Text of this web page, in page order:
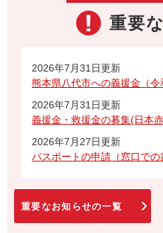
重要
2026年7月31日更新
熊本県八代市への義援金（令
2026年7月31日更新
義援金・救援金の募集(日本
2026年7月27日更新
パスポートの申請（窓口での
重要なお知らせの一覧